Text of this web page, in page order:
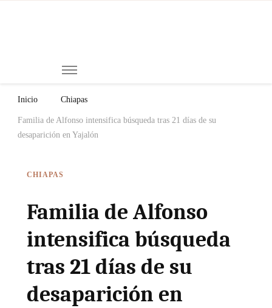
Inicio Chiapas
Familia de Alfonso intensifica búsqueda tras 21 días de su
desaparición en Yajalón
CHIAPAS
Familia de Alfonso
intensifica búsqueda
tras 21 días de su
desaparición en